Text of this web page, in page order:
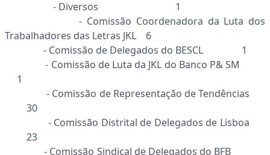
- Diversos 1
- Comissão Coordenadora da Luta dos
Trabalhadores das Letras JKL 6
- Comissão de Delegados do BESCL 1
- Comissão de Luta da JKL do Banco P& SM
1
- Comissão de Representação de Tendências
30
- Comissão Distrital de Delegados de Lisboa
23
- Comissão Sindical de Delegados do BFB